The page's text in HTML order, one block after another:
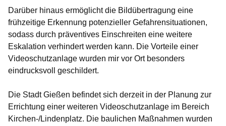
Darüber hinaus ermöglicht die Bildübertragung eine
frühzeitige Erkennung potenzieller Gefahrensituationen,
sodass durch präventives Einschreiten eine weitere
Eskalation verhindert werden kann. Die Vorteile einer
Videoschutzanlage wurden mir vor Ort besonders
eindrucksvoll geschildert.
Die Stadt Gießen befindet sich derzeit in der Planung zur
Errichtung einer weiteren Videoschutzanlage im Bereich
Kirchen-/Lindenplatz. Die baulichen Maßnahmen wurden